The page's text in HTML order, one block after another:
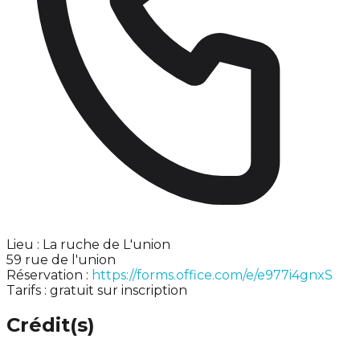
Lieu : La ruche de L'union
59 rue de l'union
Réservation : https://forms.office.com/e/e977i4gnxS
Tarifs : gratuit sur inscription
Crédit(s)